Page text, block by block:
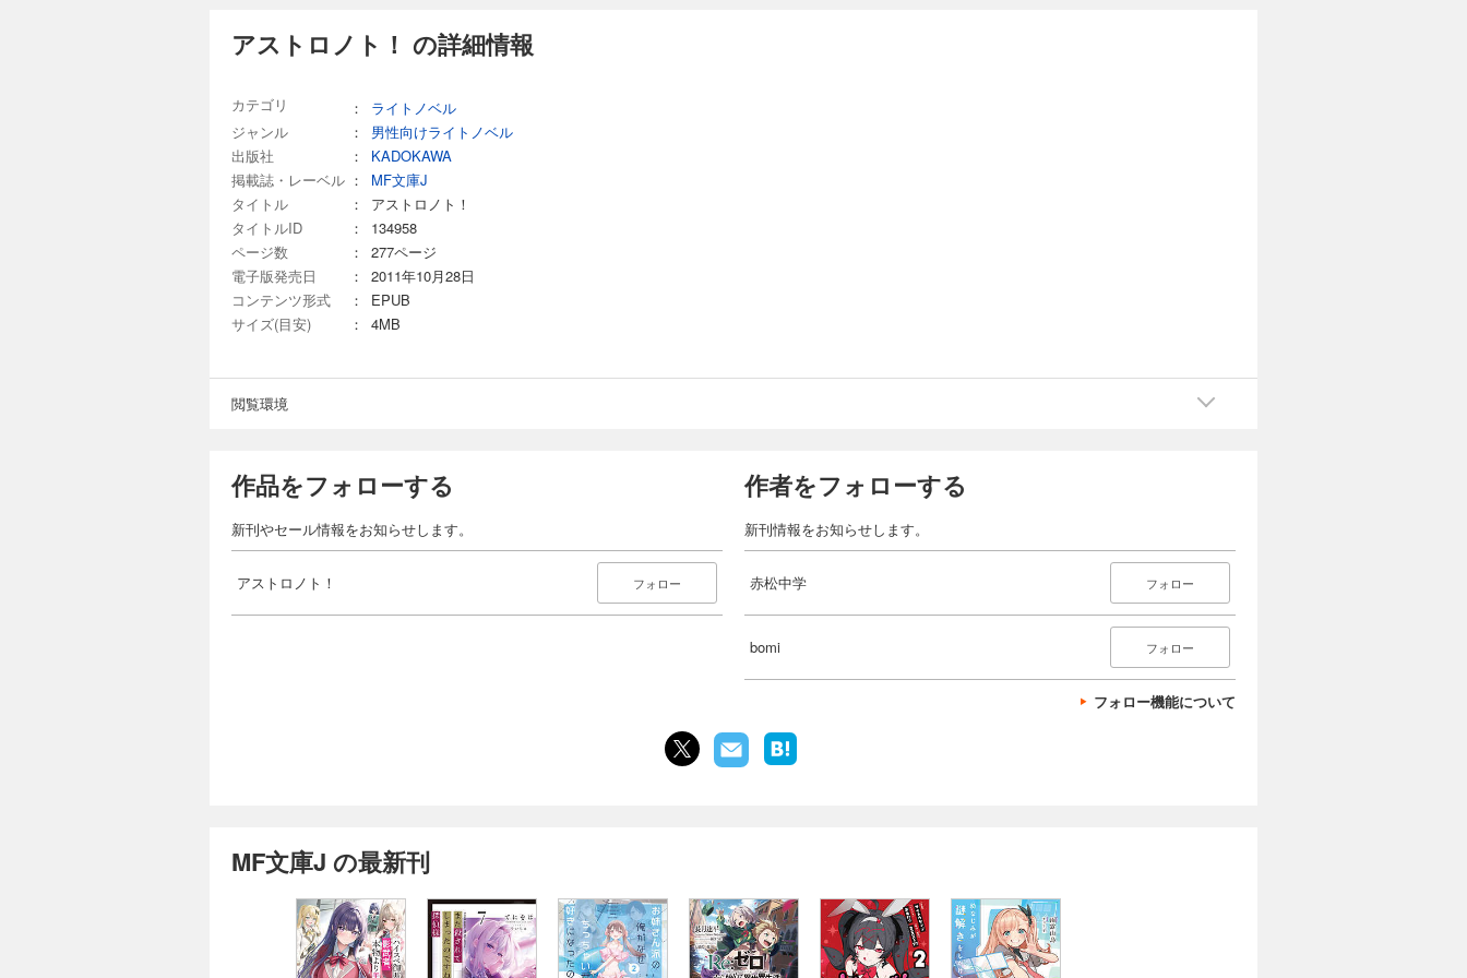
アストロノト！ の詳細情報
カテゴリ ：
ライトノベル
ジャンル
：
男性向けライトノベル
出版社
：
KADOKAWA
掲載誌・レーベル ：
MF文庫J
タイトル
：
アストロノト！
タイトルID
：
134958
ページ数
：
277ページ
電子版発売日
：
2011年10月28日
コンテンツ形式
：
EPUB
サイズ(目安)
： 4MB
閲覧環境
作品をフォローする
新刊やセール情報をお知らせします。
アストロノト！ フォロー
作者をフォローする
新刊情報をお知らせします。
赤松中学 フォロー
bomi フォロー
フォロー機能について
MF文庫J の最新刊